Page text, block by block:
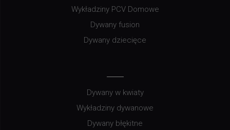
Wykładziny PCV Domowe
Dywany fusion
Dywany dziecięce
Dywany w kwiaty
Wykładziny dywanowe
Dywany błękitne